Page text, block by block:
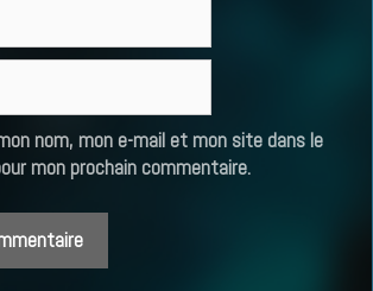
nom, mon e-mail et mon site dans le
mon prochain commentaire.